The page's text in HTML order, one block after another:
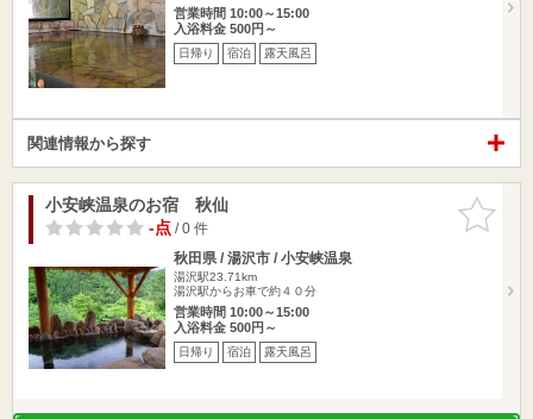
営業時間 10:00～15:00
入浴料金 500円～
日帰り 宿泊 露天風呂
関連情報から探す
お気に入
りに追加
小安峡温泉のお宿 秋仙
-点/ 0 件
秋田県 / 湯沢市 / 小安峡温泉
湯沢駅23.71km
湯沢駅からお車で約４０分
営業時間 10:00～15:00
入浴料金 500円～
日帰り 宿泊 露天風呂